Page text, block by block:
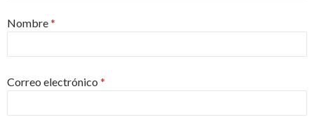
Nombre*
Correo electrónico *